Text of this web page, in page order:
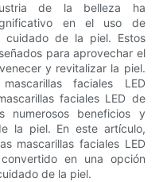
de la belleza ha
en el uso de
cuidado de la piel. Estos
para aprovechar el
y revitalizar la piel.
faciales LED
faciales LED de
numerosos beneficios y
la piel. En este artículo,
mascarillas faciales LED
en una opción
de la piel.